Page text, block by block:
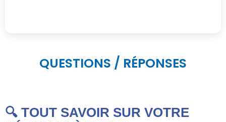
QUESTIONS / RÉPONSES
🔍 TOUT SAVOIR SUR VOTRE